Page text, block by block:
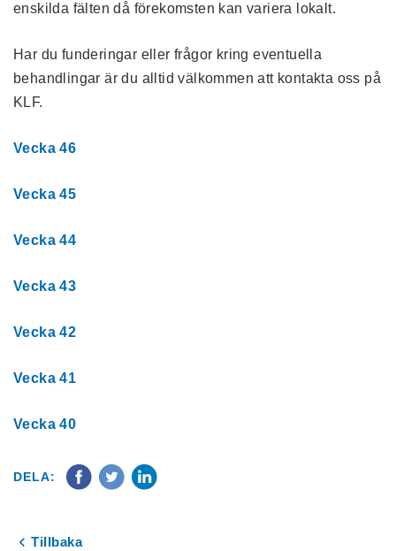
enskilda fälten då förekomsten kan variera lokalt.
Har du funderingar eller frågor kring eventuella
behandlingar är du alltid välkommen att kontakta oss på
KLF.
Vecka 46
Vecka 45
Vecka 44
Vecka 43
Vecka 42
Vecka 41
Vecka 40
DELA:
Tillbaka